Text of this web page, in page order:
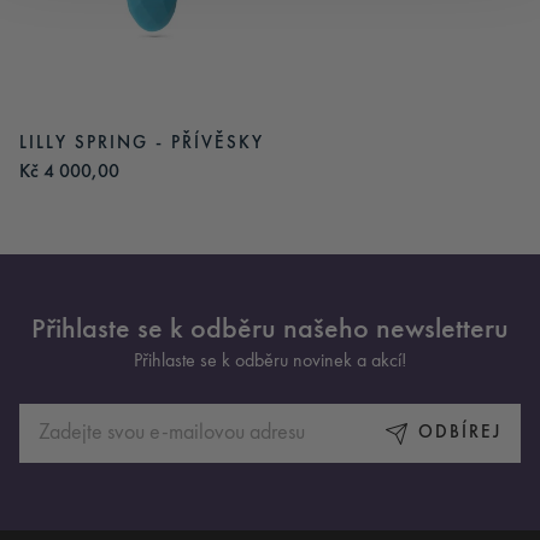
LILLY SPRING - PŘÍVĚSKY
Kč 4 000,00
Přihlaste se k odběru našeho newsletteru
Přihlaste se k odběru novinek a akcí!
ODBÍREJ